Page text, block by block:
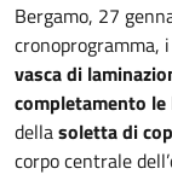
Bergamo, 27
cronoprogramma,
vasca di
completamento
dellasoletta di
corpo centrale